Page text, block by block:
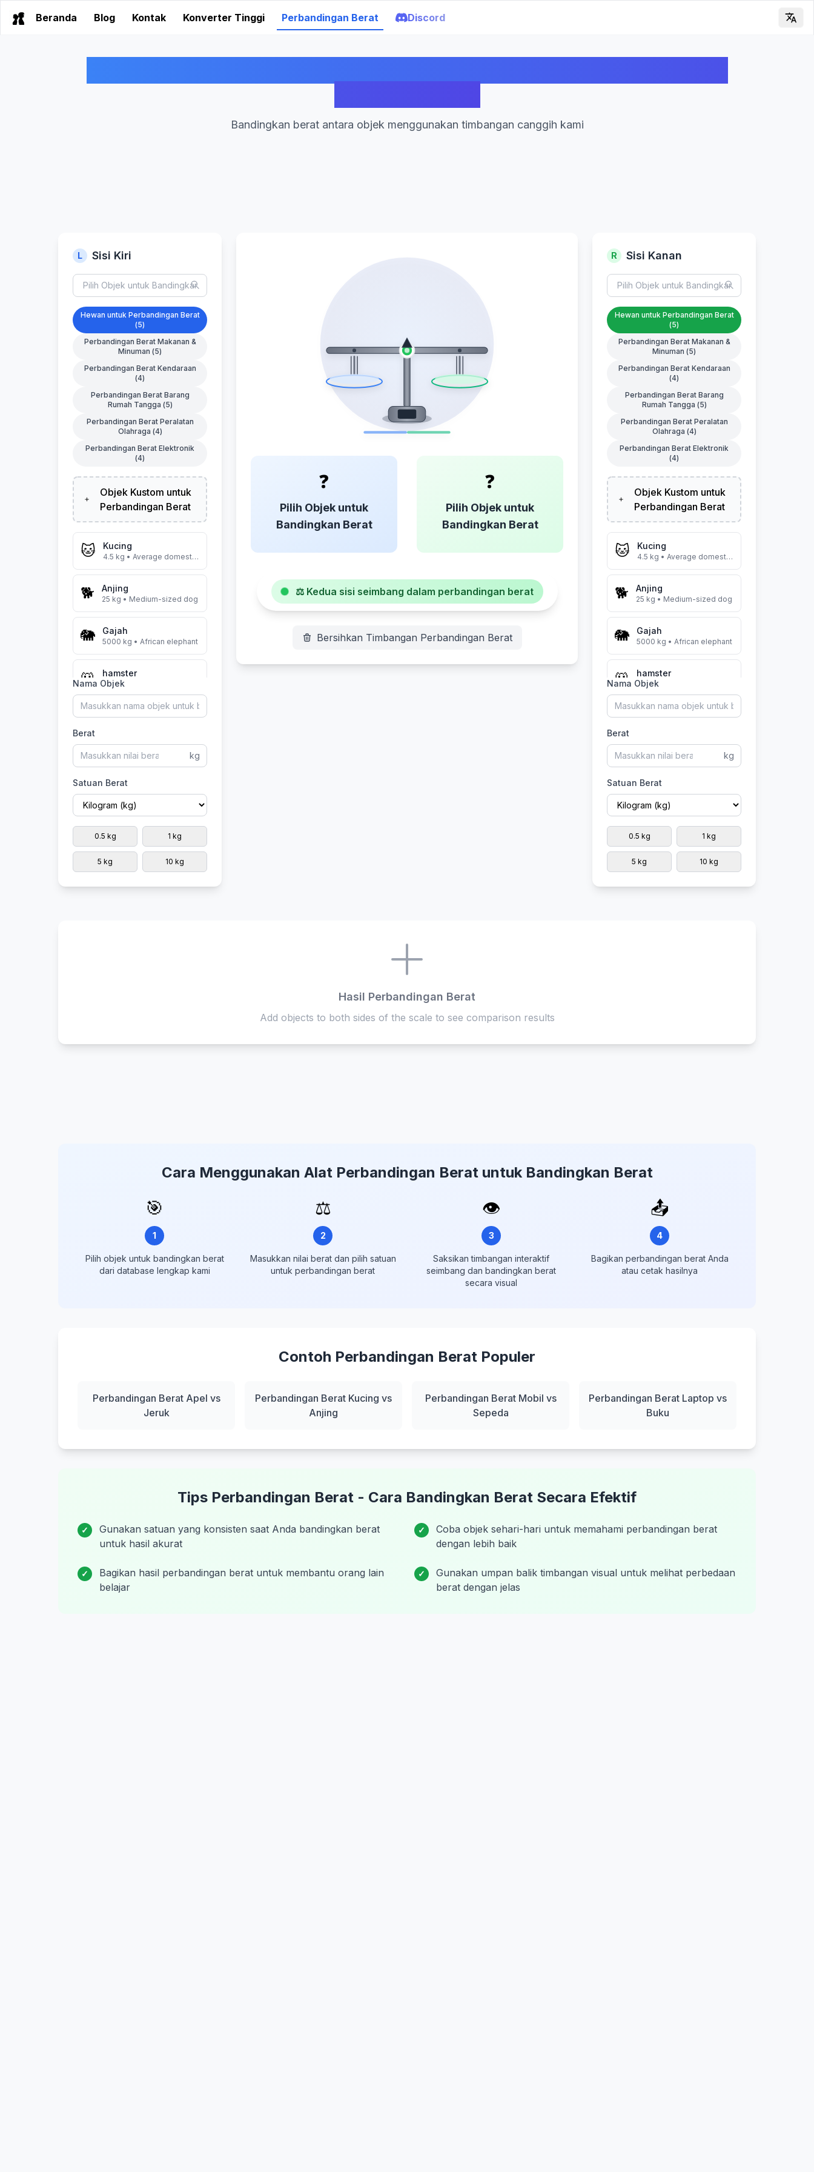
Beranda Blog Kontak Konverter Tinggi Perbandingan Berat Discord
Bandingkan berat antara objek menggunakan timbangan canggih kami
L Sisi Kiri
Hewan untuk Perbandingan Berat
(5)
Perbandingan Berat Makanan &
Minuman (5)
Perbandingan Berat Kendaraan
(4)
Perbandingan Berat Barang
Rumah Tangga (5)
Perbandingan Berat Peralatan
Olahraga (4)
Perbandingan Berat Elektronik
(4)
Objek Kustom untuk
Perbandingan Berat
🐱 Kucing
4.5 kg • Average domestic cat
🐕 Anjing
25 kg • Medium-sized dog
🐘 Gajah
5000 kg • African elephant
🐹 hamster
150 g • Syrian hamster
🐎 horse
Nama Objek
Berat
kg
Satuan Berat
0.5 kg 1 kg
5 kg 10 kg
❓
Pilih Objek untuk
Bandingkan Berat
❓
Pilih Objek untuk
Bandingkan Berat
⚖️ Kedua sisi seimbang dalam perbandingan berat
Bersihkan Timbangan Perbandingan Berat
R Sisi Kanan
Hewan untuk Perbandingan Berat
(5)
Perbandingan Berat Makanan &
Minuman (5)
Perbandingan Berat Kendaraan
(4)
Perbandingan Berat Barang
Rumah Tangga (5)
Perbandingan Berat Peralatan
Olahraga (4)
Perbandingan Berat Elektronik
(4)
Objek Kustom untuk
Perbandingan Berat
🐱 Kucing
4.5 kg • Average domestic cat
🐕 Anjing
25 kg • Medium-sized dog
🐘 Gajah
5000 kg • African elephant
🐹 hamster
150 g • Syrian hamster
🐎 horse
Nama Objek
Berat
kg
Satuan Berat
0.5 kg 1 kg
5 kg 10 kg
Hasil Perbandingan Berat
Add objects to both sides of the scale to see comparison results
Cara Menggunakan Alat Perbandingan Berat untuk Bandingkan Berat
🎯
1
Pilih objek untuk bandingkan berat
dari database lengkap kami
⚖️
2
Masukkan nilai berat dan pilih satuan
untuk perbandingan berat
👁️
3
Saksikan timbangan interaktif
seimbang dan bandingkan berat
secara visual
📤
4
Bagikan perbandingan berat Anda
atau cetak hasilnya
Contoh Perbandingan Berat Populer
Perbandingan Berat Apel vs
Jeruk
Perbandingan Berat Kucing vs
Anjing
Perbandingan Berat Mobil vs
Sepeda
Perbandingan Berat Laptop vs
Buku
Tips Perbandingan Berat - Cara Bandingkan Berat Secara Efektif
✓
Gunakan satuan yang konsisten saat Anda bandingkan berat
untuk hasil akurat
✓
Coba objek sehari-hari untuk memahami perbandingan berat
dengan lebih baik
✓
Bagikan hasil perbandingan berat untuk membantu orang lain
belajar
✓
Gunakan umpan balik timbangan visual untuk melihat perbedaan
berat dengan jelas